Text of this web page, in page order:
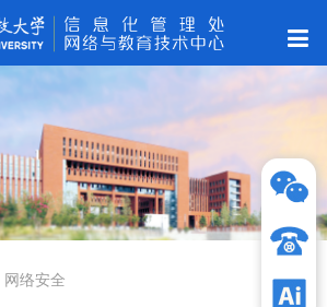
网络安全